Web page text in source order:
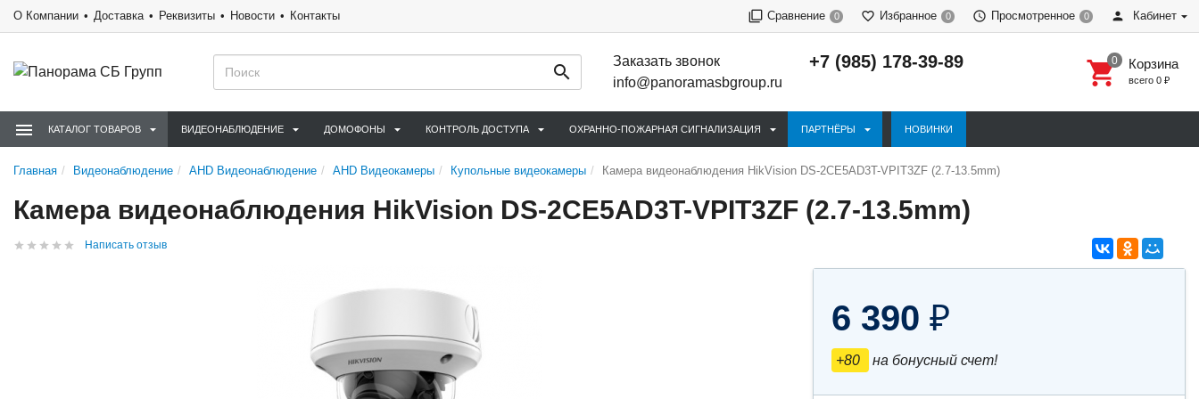
О Компании Доставка Реквизиты Новости Контакты Сравнение 0 Избранное 0 Просмотренное 0 Кабинет
Заказать звонок
info@panoramasbgroup.ru
+7 (985) 178-39-89 Корзина
всего 0 ₽
КАТАЛОГ ТОВАРОВ ВИДЕОНАБЛЮДЕНИЕ ДОМОФОНЫ КОНТРОЛЬ ДОСТУПА ОХРАННО-ПОЖАРНАЯ СИГНАЛИЗАЦИЯ ПАРТНЁРЫ НОВИНКИ
Главная Видеонаблюдение AHD Видеонаблюдение AHD Видеокамеры Купольные видеокамеры Камера видеонаблюдения HikVision DS-2CE5AD3T-VPIT3ZF (2.7-13.5mm)
Камера видеонаблюдения HikVision DS-2CE5AD3T-VPIT3ZF (2.7-13.5mm)
Написать отзыв
6 390 ₽
+80 на бонусный счет!